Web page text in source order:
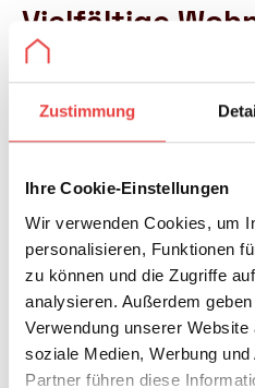
Zustimmung
Ihre Cookie-Einstellungen
Wir verwenden Cookies, um
personalisieren, Funktionen
zu können und die Zugriffe
analysieren. Außerdem
Verwendung unserer
soziale Medien, Werbung
Partner führen diese
Vielfältige
Eigeninitiative
des
Berlin, Februar 2021.
Bauart alleine kann
Wohnbedürfnisse der
abdecken. Deshalb
Bauen.
So vielfältig die Wünsche